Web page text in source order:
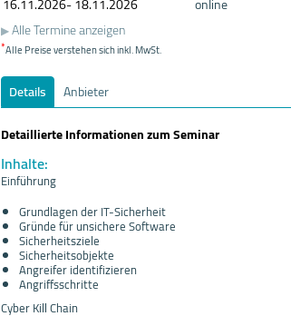
Alle Termine anzeigen
*Alle Preise verstehen sich inkl. MwSt.
Details
Anbieter
Detaillierte Informationen zum Seminar
Inhalte:
Einführung
Grundlagen der IT-Sicherheit
Gründe für unsichere Software
Sicherheitsziele
Sicherheitsobjekte
Angreifer identifizieren
Angriffsschritte
Cyber Kill Chain